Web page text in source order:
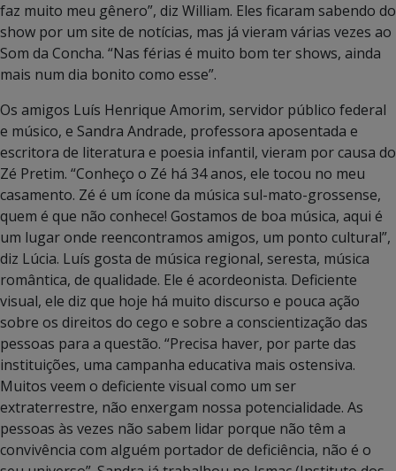
faz muito meu gênero”, diz William. Eles ficaram sabendo do
show por um site de notícias, mas já vieram várias vezes ao
Som da Concha. “Nas férias é muito bom ter shows, ainda
mais num dia bonito como esse”.
Os amigos Luís Henrique Amorim, servidor público federal
e músico, e Sandra Andrade, professora aposentada e
escritora de literatura e poesia infantil, vieram por causa do
Zé Pretim. “Conheço o Zé há 34 anos, ele tocou no meu
casamento. Zé é um ícone da música sul-mato-grossense,
quem é que não conhece! Gostamos de boa música, aqui é
um lugar onde reencontramos amigos, um ponto cultural”,
diz Lúcia. Luís gosta de música regional, seresta, música
romântica, de qualidade. Ele é acordeonista. Deficiente
visual, ele diz que hoje há muito discurso e pouca ação
sobre os direitos do cego e sobre a conscientização das
pessoas para a questão. “Precisa haver, por parte das
instituições, uma campanha educativa mais ostensiva.
Muitos veem o deficiente visual como um ser
extraterrestre, não enxergam nossa potencialidade. As
pessoas às vezes não sabem lidar porque não têm a
convivência com alguém portador de deficiência, não é o